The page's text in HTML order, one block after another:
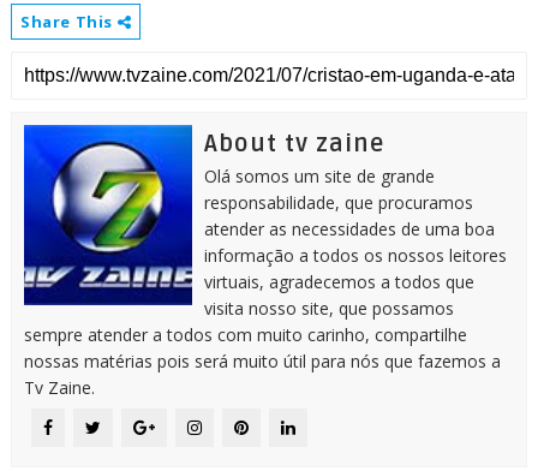
Share This
About tv zaine
Olá somos um site de grande
responsabilidade, que procuramos
atender as necessidades de uma boa
informação a todos os nossos leitores
virtuais, agradecemos a todos que
visita nosso site, que possamos
sempre atender a todos com muito carinho, compartilhe
nossas matérias pois será muito útil para nós que fazemos a
Tv Zaine.